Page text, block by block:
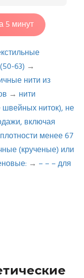
5 минут
63) →
нити из
→ нити
швейных ниток), не
включая
менее 67
(крученые) или
→ – – – для